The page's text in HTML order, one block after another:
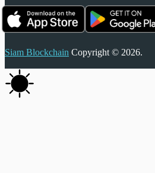
Siam Blockchain Copyright © 2026.